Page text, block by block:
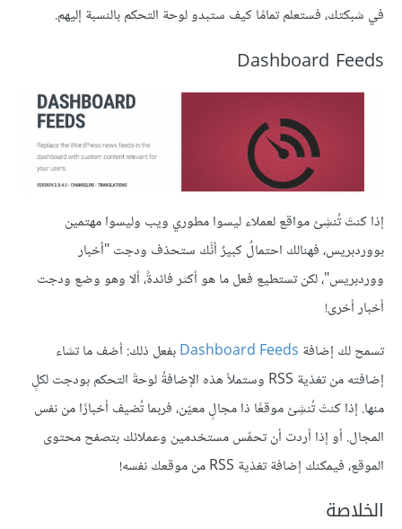
في شبكتك، فستعلم تمامًا كيف ستبدو لوحة التحكم بالنسبة إليهم.
Dashboard Feeds
إذا كنتَ تُنشِئ مواقع لعملاء ليسوا مطوري ويب وليسوا مهتمين
بووردبريس، فهنالك احتمالٌ كبيرٌ أنَّك ستحذف ودجت "أخبار
ووردبريس"، لكن تستطيع فعل ما هو أكثر فائدةً، ألا وهو وضع ودجت
أخبار أخرى!
تسمح لك إضافة Dashboard Feedsبفعل ذلك: أضف ما تشاء
إضافته من تغذية RSS وستملأ هذه الإضافةُ لوحةَ التحكم بودجت لكلٍ
منها. إذا كنتَ تُنشِئ موقعًا ذا مجالٍ معيّن، فربما تُضيف أخبارًا من نفس
المجال. أو إذا أردت أن تحمِّس مستخدمين وعملائك بتصفح محتوى
الموقع، فيمكنك إضافة تغذية RSS من موقعك نفسه!
الخلاصة